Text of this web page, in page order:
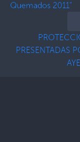
Quemados 2011”
PRESENTADAS